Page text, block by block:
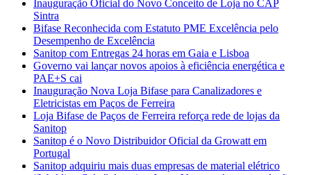
Inauguração Oficial do Novo Conceito de Loja no CAP
Sintra
Bifase Reconhecida com Estatuto PME Excelência pelo
Desempenho de Excelência
Sanitop com Entregas 24 horas em Gaia e Lisboa
Governo vai lançar novos apoios à eficiência energética e
PAE+S cai
Inauguração Nova Loja Bifase para Canalizadores e
Eletricistas em Paços de Ferreira
Loja Bifase de Paços de Ferreira reforça rede de lojas da
Sanitop
Sanitop é o Novo Distribuidor Oficial da Growatt em
Portugal
Sanitop adquiriu mais duas empresas de material elétrico